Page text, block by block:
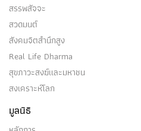
สรรพสัจจะ
สวดมนต์
สังคมจิตสำนึกสูง
Real Life Dharma
สุขภาวะสงฆ์และมหาชน
สงเคราะห์โลก
มูลนิธิ